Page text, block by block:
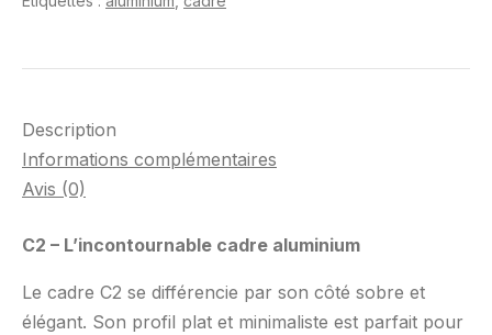
Description
Informations complémentaires
Avis (0)
C2 – L’incontournable cadre aluminium
Le cadre C2 se différencie par son côté sobre et
élégant. Son profil plat et minimaliste est parfait pour